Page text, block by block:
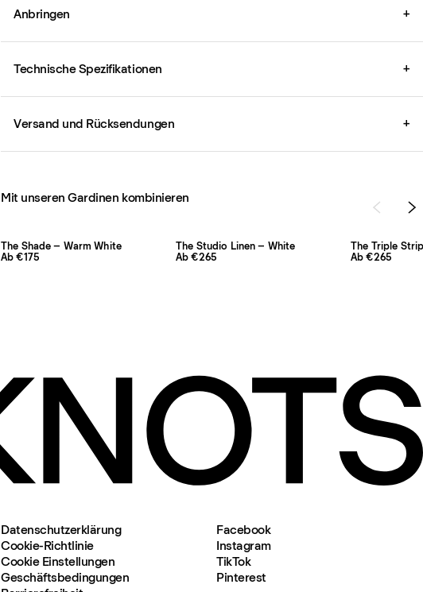
Anbringen +
Technische Spezifikationen +
Versand und Rücksendungen +
Mit unseren Gardinen kombinieren
The Shade – Warm White
Ab €175
The Studio Linen – White
Ab €265
Ab €265
Datenschutzerklärung
Cookie-Richtlinie
Cookie Einstellungen
Geschäftsbedingungen
Facebook
Instagram
TikTok
Pinterest